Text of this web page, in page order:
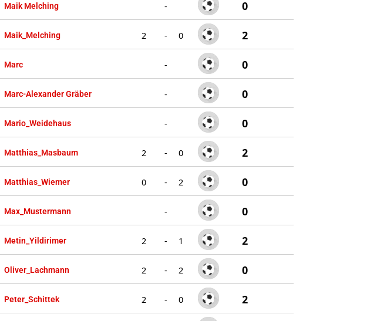
Maik Melching - 0
Maik_Melching 2 - 0 2
Marc - 0
Marc-Alexander Gräber - 0
Mario_Weidehaus - 0
Matthias_Masbaum 2 - 0 2
Matthias_Wiemer 0 - 2 0
Max_Mustermann - 0
Metin_Yildirimer 2 - 1 2
Oliver_Lachmann 2 - 2 0
Peter_Schittek 2 - 0 2